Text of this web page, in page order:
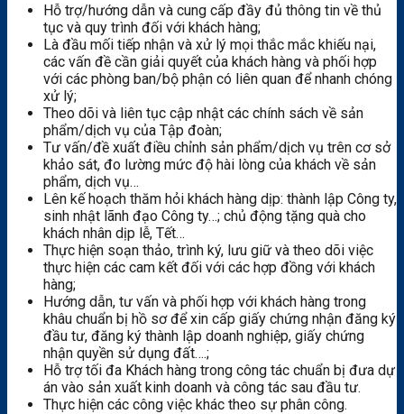
Hỗ trợ/hướng dẫn và cung cấp đầy đủ thông tin về thủ
tục và quy trình đối với khách hàng;
Là đầu mối tiếp nhận và xử lý mọi thắc mắc khiếu nại,
các vấn đề cần giải quyết của khách hàng và phối hợp
với các phòng ban/bộ phận có liên quan để nhanh chóng
xử lý;
Theo dõi và liên tục cập nhật các chính sách về sản
phẩm/dịch vụ của Tập đoàn;
Tư vấn/đề xuất điều chỉnh sản phẩm/dịch vụ trên cơ sở
khảo sát, đo lường mức độ hài lòng của khách về sản
phẩm, dịch vụ…
Lên kế hoạch thăm hỏi khách hàng dịp: thành lập Công ty,
sinh nhật lãnh đạo Công ty…; chủ động tặng quà cho
khách nhân dịp lễ, Tết…
Thực hiện soạn thảo, trình ký, lưu giữ và theo dõi việc
thực hiện các cam kết đối với các hợp đồng với khách
hàng;
Hướng dẫn, tư vấn và phối hợp với khách hàng trong
khâu chuẩn bị hồ sơ để xin cấp giấy chứng nhận đăng ký
đầu tư, đăng ký thành lập doanh nghiệp, giấy chứng
nhận quyền sử dụng đất….;
Hỗ trợ tối đa Khách hàng trong công tác chuẩn bị đưa dự
án vào sản xuất kinh doanh và công tác sau đầu tư.
Thực hiện các công việc khác theo sự phân công.